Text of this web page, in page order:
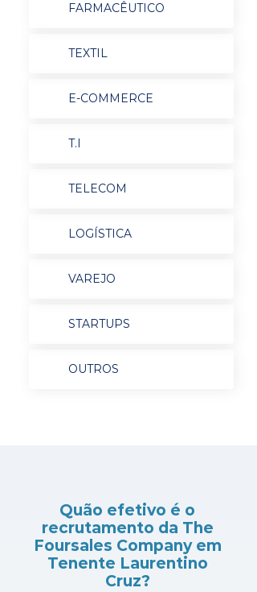
FARMACÊUTICO
TEXTIL
E-COMMERCE
T.I
TELECOM
LOGÍSTICA
VAREJO
STARTUPS
OUTROS
Quão efetivo é o
recrutamento da The
Foursales Company em
Tenente Laurentino
Cruz?